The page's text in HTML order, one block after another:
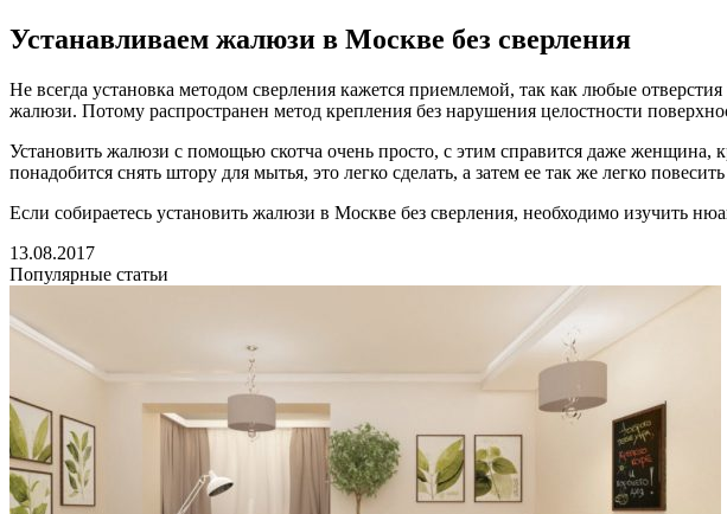
Устанавливаем жалюзи в Москве без сверления
Не всегда установка методом сверления кажется приемлемой, так как любые
жалюзи. Потому распространен метод крепления без нарушения целостности
Установить жалюзи с помощью скотча очень просто, с этим справится даже женщина,
понадобится снять штору для мытья, это легко сделать, а затем ее так же легко
Если собираетесь установить жалюзи в Москве без сверления, необходимо изучить
13.08.2017
Популярные статьи